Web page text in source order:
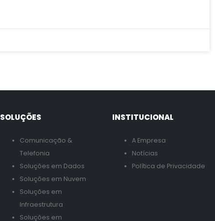
SOLUÇÕES
Comunicação &
Telefonia
Soluções em Dados
Soluções em Nuvem
Soluções em
Infraestrutura
Soluções em
INSTITUCIONAL
A Empresa
Notícias
Política de Privacidade